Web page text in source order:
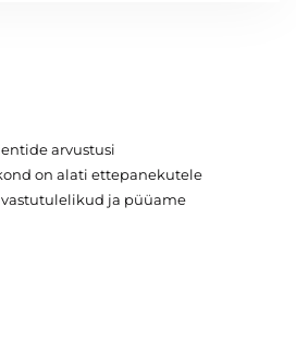
arvustusi
on alati ettepanekutele
ja püüame